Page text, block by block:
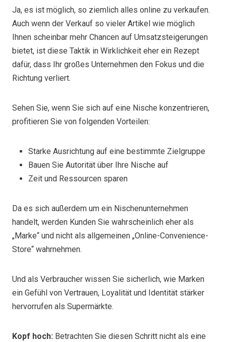
Ja, es ist möglich, so ziemlich alles online zu verkaufen.
Auch wenn der Verkauf so vieler Artikel wie möglich
Ihnen scheinbar mehr Chancen auf Umsatzsteigerungen
bietet, ist diese Taktik in Wirklichkeit eher ein Rezept
dafür, dass Ihr großes Unternehmen den Fokus und die
Richtung verliert.
Sehen Sie, wenn Sie sich auf eine Nische konzentrieren,
profitieren Sie von folgenden Vorteilen:
Starke Ausrichtung auf eine bestimmte Zielgruppe
Bauen Sie Autorität über Ihre Nische auf
Zeit und Ressourcen sparen
Da es sich außerdem um ein Nischenunternehmen
handelt, werden Kunden Sie wahrscheinlich eher als
„Marke“ und nicht als allgemeinen „Online-Convenience-
Store“ wahrnehmen.
Und als Verbraucher wissen Sie sicherlich, wie Marken
ein Gefühl von Vertrauen, Loyalität und Identität stärker
hervorrufen als Supermärkte.
Kopf hoch: Betrachten Sie diesen Schritt nicht als eine